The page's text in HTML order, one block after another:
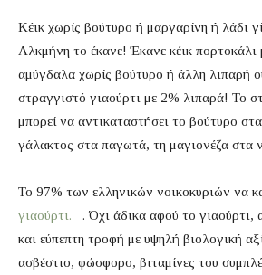
Κέικ χωρίς βούτυρο ή μαργαρίνη ή λάδι
Αλκμήνη το έκανε! Έκανε κέικ πορτοκάλι
αμύγδαλα χωρίς βούτυρο ή άλλη λιπαρή
στραγγιστό γιαούρτι με 2% λιπαρά! Το
μπορεί να αντικαταστήσει το βούτυρο
γάλακτος στα παγωτά, τη μαγιονέζα στα
Το 97% των ελληνικών νοικοκυριών να
γιαούρτι. . Όχι άδικα αφού το γιαούρτι,
και εύπεπτη τροφή με υψηλή βιολογική
ασβέστιο, φώσφορο, βιταμίνες του